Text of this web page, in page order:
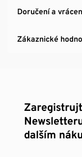
Doručení a
Zákaznické
dalším